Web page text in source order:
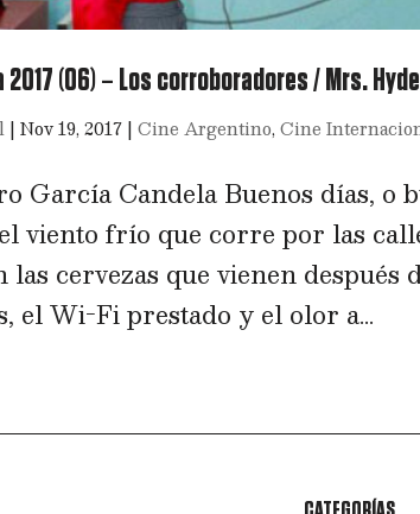
2017 (06) – Los corroboradores / Mrs. Hyde
|Nov 19, 2017 |Cine Argentino,Cine
García Candela Buenos días, o
viento frío que corre por las
cervezas que vienen después
el Wi-Fi prestado y el olor a...